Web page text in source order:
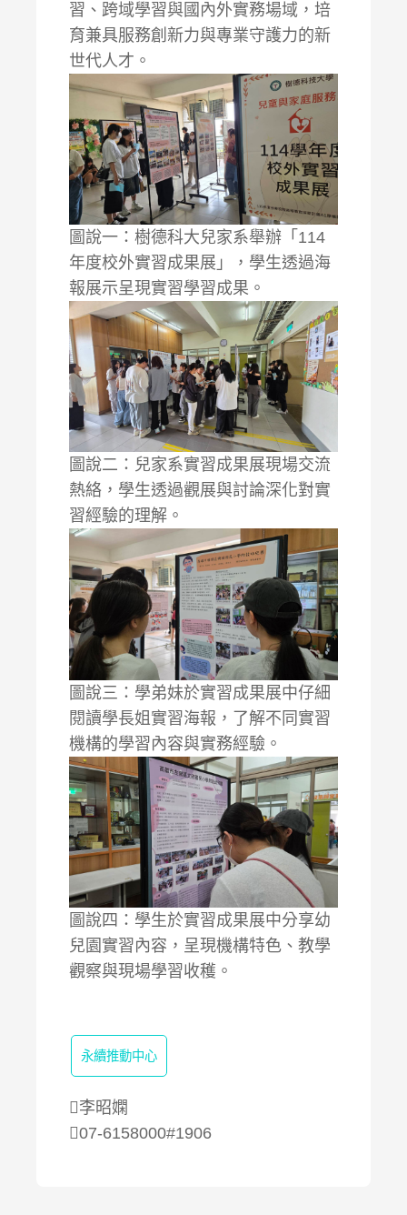
習、跨域學習與國內外實務場域，培
育兼具服務創新力與專業守護力的新
世代人才。
圖說一：樹德科大兒家系舉辦「114
年度校外實習成果展」，學生透過海
報展示呈現實習學習成果。
圖說二：兒家系實習成果展現場交流
熱絡，學生透過觀展與討論深化對實
習經驗的理解。
圖說三：學弟妹於實習成果展中仔細
閱讀學長姐實習海報，了解不同實習
機構的學習內容與實務經驗。
圖說四：學生於實習成果展中分享幼
兒園實習內容，呈現機構特色、教學
觀察與現場學習收穫。
永續推動中心
李昭嫻
07-6158000#1906